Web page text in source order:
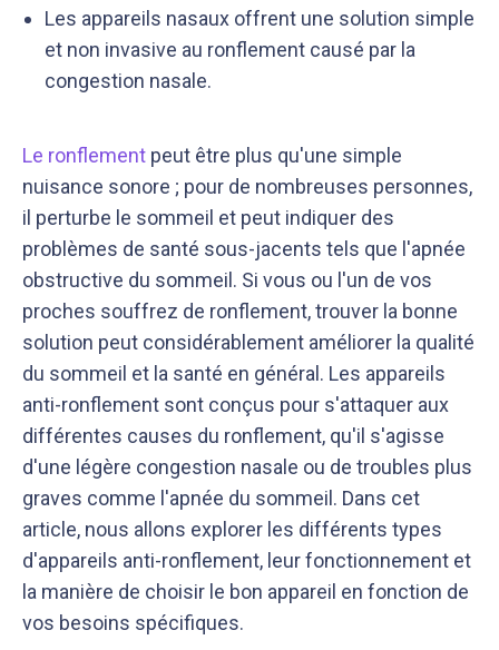
Les appareils nasaux offrent une solution simple
et non invasive au ronflement causé par la
congestion nasale.
Le ronflement peut être plus qu'une simple
nuisance sonore ; pour de nombreuses personnes,
il perturbe le sommeil et peut indiquer des
problèmes de santé sous-jacents tels que l'apnée
obstructive du sommeil. Si vous ou l'un de vos
proches souffrez de ronflement, trouver la bonne
solution peut considérablement améliorer la qualité
du sommeil et la santé en général. Les appareils
anti-ronflement sont conçus pour s'attaquer aux
différentes causes du ronflement, qu'il s'agisse
d'une légère congestion nasale ou de troubles plus
graves comme l'apnée du sommeil. Dans cet
article, nous allons explorer les différents types
d'appareils anti-ronflement, leur fonctionnement et
la manière de choisir le bon appareil en fonction de
vos besoins spécifiques.